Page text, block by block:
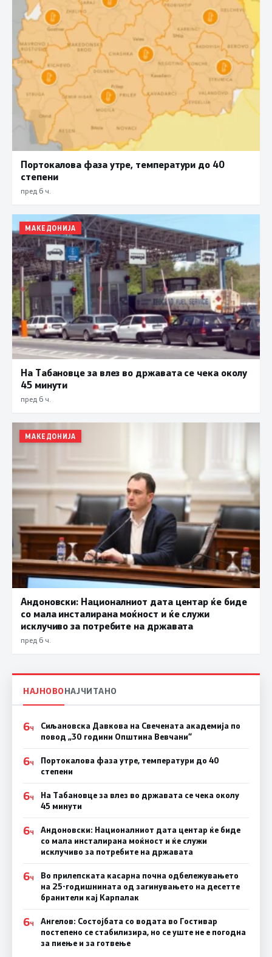
Портокалова фаза утре, температури до 40
степени
пред 6 ч.
МАКЕДОНИЈА
На Табановце за влез во државата се чека околу
45 минути
пред 6 ч.
МАКЕДОНИЈА
Андоновски: Националниот дата центар ќе биде
со мала инсталирана моќност и ќе служи
исклучиво за потребите на државата
пред 6 ч.
НАЈНОВОНАЈЧИТАНО
6Ч
Сиљановска Давкова на Свечената академија по
повод „30 години Општина Вевчани“
6Ч
Портокалова фаза утре, температури до 40
степени
6Ч
На Табановце за влез во државата се чека околу
45 минути
6Ч
Андоновски: Националниот дата центар ќе биде
со мала инсталирана моќност и ќе служи
исклучиво за потребите на државата
6Ч
Во прилепската касарна почна одбележувањето
на 25-годишнината од загинувањето на десетте
бранители кај Карпалак
6Ч
Ангелов: Состојбата со водата во Гостивар
постепено се стабилизира, но се уште не е погодна
за пиење и за готвење